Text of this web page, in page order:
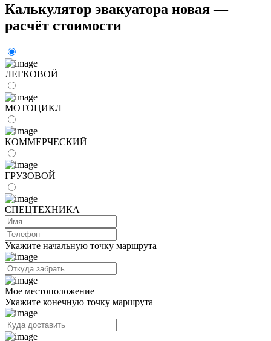
Калькулятор эвакуатора новая —
расчёт стоимости
ЛЕГКОВОЙ
МОТОЦИКЛ
КОММЕРЧЕСКИЙ
ГРУЗОВОЙ
СПЕЦТЕХНИКА
Укажите начальную точку маршрута
Мое местоположение
Укажите конечную точку маршрута